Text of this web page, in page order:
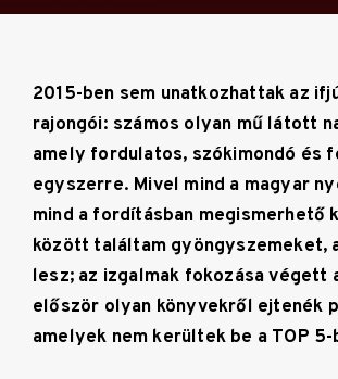
2015-ben sem unatkozhattak az
rajongói: számos olyan mű látott
amely fordulatos, szókimondó és
egyszerre. Mivel mind a magyar
mind a fordításban megismerhető
között találtam gyöngyszemeket,
lesz; az izgalmak fokozása végett
először olyan könyvekről ejtenék
amelyek nem kerültek be a TOP 5-